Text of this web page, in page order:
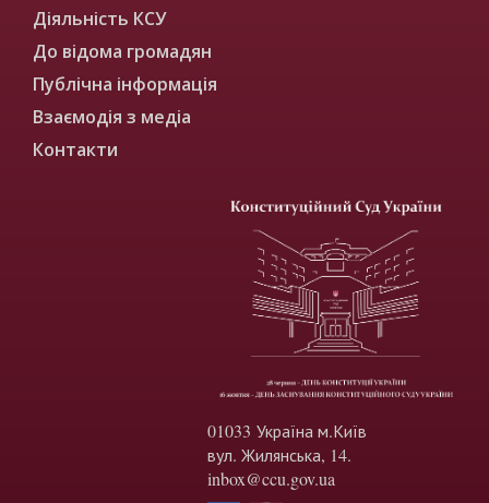
Діяльність КСУ
До відома громадян
Публічна інформація
Взаємодія з медіа
Контакти
01033 Україна м.Київ
вул. Жилянська, 14.
inbox@ccu.gov.ua